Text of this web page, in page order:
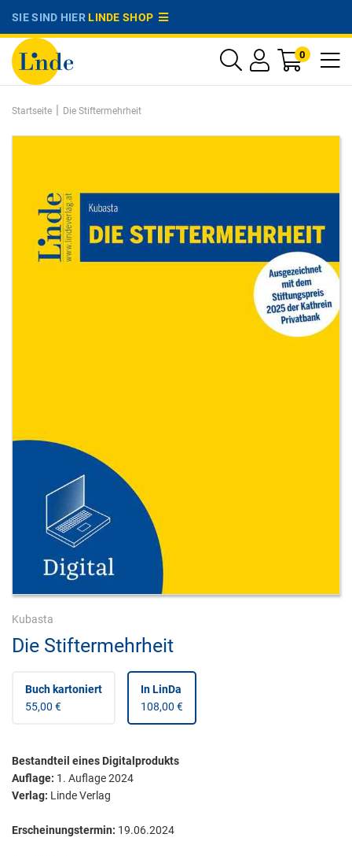
SIE SIND HIERLINDE SHOP
0
Startseite | Die Stiftermehrheit
Kubasta
Die Stiftermehrheit
Buch kartoniert
55,00 €
In LinDa
108,00 €
Bestandteil eines Digitalprodukts
Auflage: 1. Auflage 2024
Verlag: Linde Verlag
Erscheinungstermin: 19.06.2024